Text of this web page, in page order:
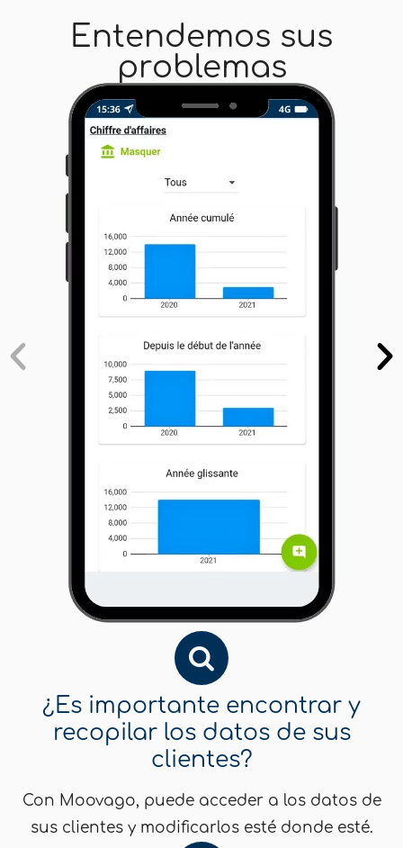
Entendemos sus
problemas
¿Es importante encontrar y
recopilar los datos de sus
clientes?
Con Moovago, puede acceder a los datos de
sus clientes y modificarlos esté donde esté.